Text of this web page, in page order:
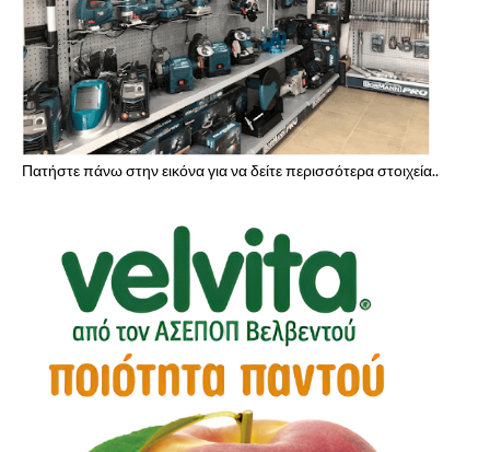
Πατήστε πάνω στην εικόνα για να δείτε περισσότερα στοιχεία..